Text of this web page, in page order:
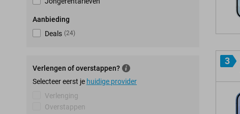
Aanbieding
Deals (24)
Verlengen of overstappen?
Selecteer eerst je huidige provider
Verlenging
Overstappen
3